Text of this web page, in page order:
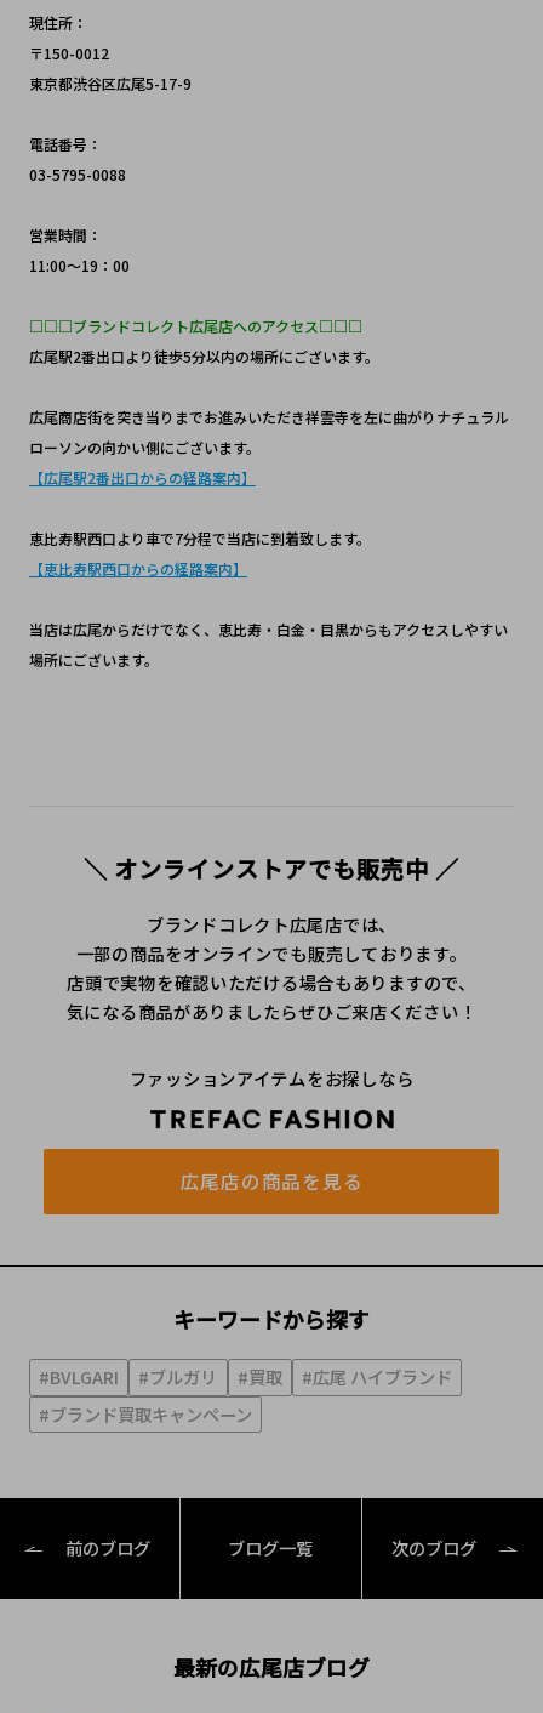
現住所：
〒150-0012
東京都渋谷区広尾5-17-9
電話番号：
03-5795-0088
営業時間：
11:00～19：00
□□□ブランドコレクト広尾店へのアクセス□□□
広尾駅2番出口より徒歩5分以内の場所にございます。
広尾商店街を突き当りまでお進みいただき祥雲寺を左に曲がりナチュラル
ローソンの向かい側にございます。
【広尾駅2番出口からの経路案内】
恵比寿駅西口より車で7分程で当店に到着致します。
【恵比寿駅西口からの経路案内】
当店は広尾からだけでなく、恵比寿・白金・目黒からもアクセスしやすい
場所にございます。
＼ オンラインストアでも販売中 ／
ブランドコレクト広尾店では、
一部の商品をオンラインでも販売しております。
店頭で実物を確認いただける場合もありますので、
気になる商品がありましたらぜひご来店ください！
ファッションアイテムをお探しなら
広尾店の商品を見る
キーワードから探す
#BVLGARI #ブルガリ #買取
#広尾 ハイブランド
#ブランド買取キャンペーン
前のブログ ブログ一覧 次のブログ
最新の広尾店ブログ